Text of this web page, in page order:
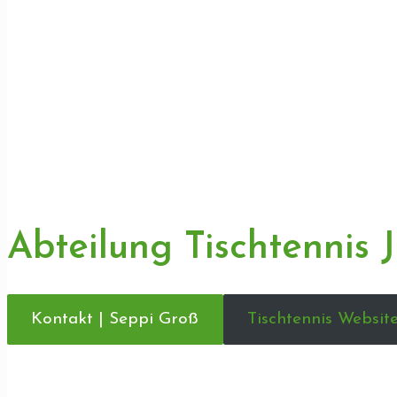
Abteilung Tischtennis
Kontakt | Seppi Groß Tischtennis Website